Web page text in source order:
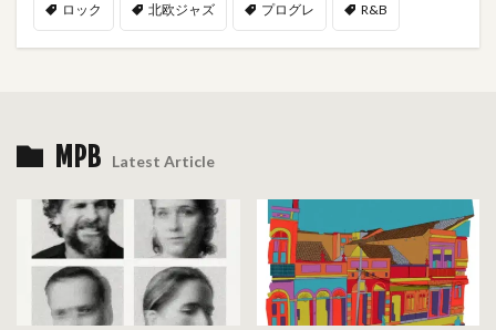
ロック 北欧ジャズ プログレ R&B
MPB Latest Article